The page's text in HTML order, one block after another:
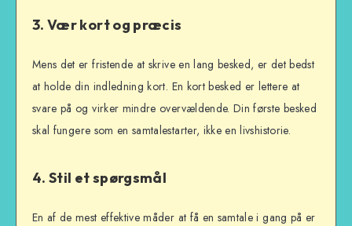
3. Vær kort og præcis
Mens det er fristende at skrive en lang besked, er det bedst
at holde din indledning kort. En kort besked er lettere at
svare på og virker mindre overvældende. Din første besked
skal fungere som en samtalestarter, ikke en livshistorie.
4. Stil et spørgsmål
En af de mest effektive måder at få en samtale i gang på er